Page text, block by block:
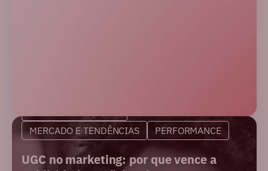
MERCADO E TENDÊNCIAS
PERFORMANCE
UGC no marketing: por que vence a